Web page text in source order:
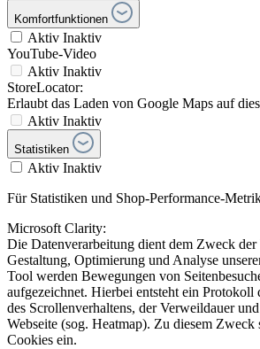
Komfortfunktionen
Aktiv Inaktiv
YouTube-Video
Aktiv Inaktiv
StoreLocator:
Erlaubt das Laden von Google Maps auf
Aktiv Inaktiv
Statistiken
Aktiv Inaktiv
Für Statistiken und Shop-Performance-
Microsoft Clarity:
Die Datenverarbeitung dient dem Zweck der
Gestaltung, Optimierung und Analyse
Tool werden Bewegungen von
aufgezeichnet. Hierbei entsteht ein Protokoll
des Scrollenverhaltens, der Verweildauer
Webseite (sog. Heatmap). Zu diesem
Cookies ein.